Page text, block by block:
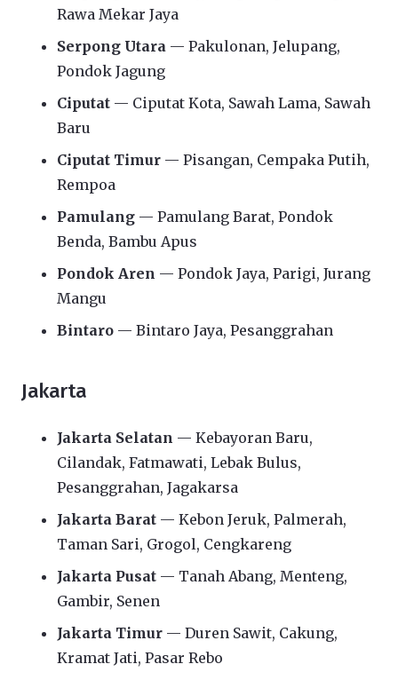
Rawa Mekar Jaya
Serpong Utara — Pakulonan, Jelupang,
Pondok Jagung
Ciputat — Ciputat Kota, Sawah Lama, Sawah
Baru
Ciputat Timur — Pisangan, Cempaka Putih,
Rempoa
Pamulang — Pamulang Barat, Pondok
Benda, Bambu Apus
Pondok Aren — Pondok Jaya, Parigi, Jurang
Mangu
Bintaro — Bintaro Jaya, Pesanggrahan
Jakarta
Jakarta Selatan — Kebayoran Baru,
Cilandak, Fatmawati, Lebak Bulus,
Pesanggrahan, Jagakarsa
Jakarta Barat — Kebon Jeruk, Palmerah,
Taman Sari, Grogol, Cengkareng
Jakarta Pusat — Tanah Abang, Menteng,
Gambir, Senen
Jakarta Timur — Duren Sawit, Cakung,
Kramat Jati, Pasar Rebo